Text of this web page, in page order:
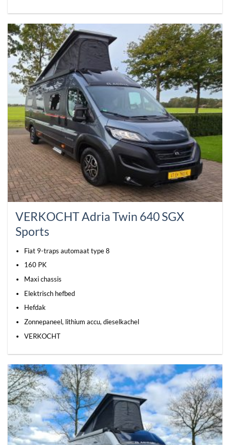
VERKOCHT Adria Twin 640 SGX
Sports
Fiat 9-traps automaat type 8
160 PK
Maxi chassis
Elektrisch hefbed
Hefdak
Zonnepaneel, lithium accu, dieselkachel
VERKOCHT